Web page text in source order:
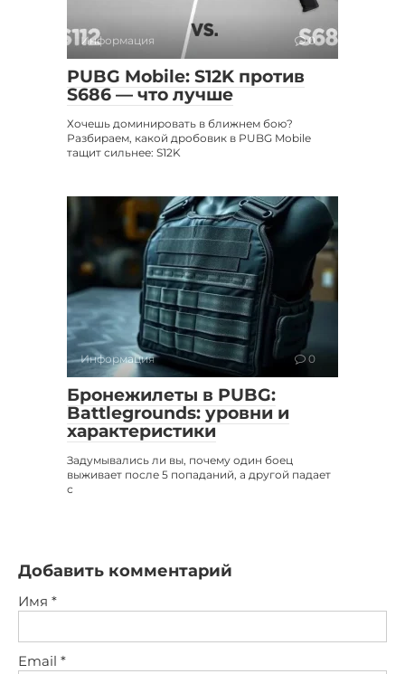
Информация 0
PUBG Mobile: S12K против
S686 — что лучше
Хочешь доминировать в ближнем бою?
Разбираем, какой дробовик в PUBG Mobile
тащит сильнее: S12K
Информация 0
Бронежилеты в PUBG:
Battlegrounds: уровни и
характеристики
Задумывались ли вы, почему один боец
выживает после 5 попаданий, а другой падает
с
Добавить комментарий
Имя *
Email *